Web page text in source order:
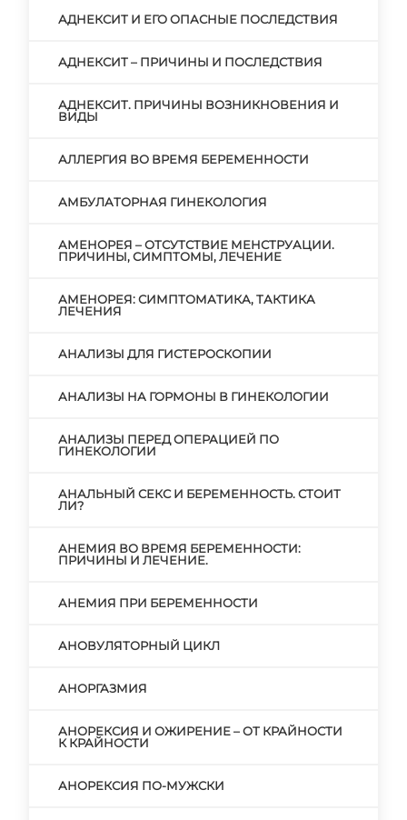
АДНЕКСИТ И ЕГО ОПАСНЫЕ ПОСЛЕДСТВИЯ
АДНЕКСИТ – ПРИЧИНЫ И ПОСЛЕДСТВИЯ
АДНЕКСИТ. ПРИЧИНЫ ВОЗНИКНОВЕНИЯ И
ВИДЫ
АЛЛЕРГИЯ ВО ВРЕМЯ БЕРЕМЕННОСТИ
АМБУЛАТОРНАЯ ГИНЕКОЛОГИЯ
АМЕНОРЕЯ – ОТСУТСТВИЕ МЕНСТРУАЦИИ.
ПРИЧИНЫ, СИМПТОМЫ, ЛЕЧЕНИЕ
АМЕНОРЕЯ: СИМПТОМАТИКА, ТАКТИКА
ЛЕЧЕНИЯ
АНАЛИЗЫ ДЛЯ ГИСТЕРОСКОПИИ
АНАЛИЗЫ НА ГОРМОНЫ В ГИНЕКОЛОГИИ
АНАЛИЗЫ ПЕРЕД ОПЕРАЦИЕЙ ПО
ГИНЕКОЛОГИИ
АНАЛЬНЫЙ СЕКС И БЕРЕМЕННОСТЬ. СТОИТ
ЛИ?
АНЕМИЯ ВО ВРЕМЯ БЕРЕМЕННОСТИ:
ПРИЧИНЫ И ЛЕЧЕНИЕ.
АНЕМИЯ ПРИ БЕРЕМЕННОСТИ
АНОВУЛЯТОРНЫЙ ЦИКЛ
АНОРГАЗМИЯ
АНОРЕКСИЯ И ОЖИРЕНИЕ – ОТ КРАЙНОСТИ
К КРАЙНОСТИ
АНОРЕКСИЯ ПО-МУЖСКИ